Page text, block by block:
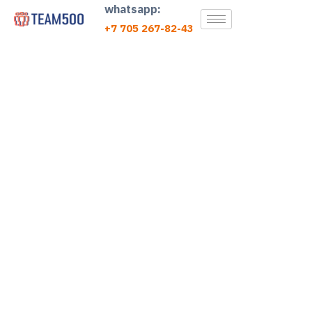
whatsapp:
+7 705 267-82-43